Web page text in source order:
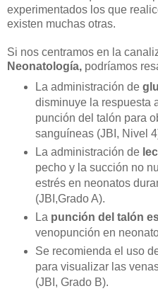
experimentados los que
existen muchas otras.
Si nos centramos en la
Neonatología, podríamos
La administración de
disminuye la respuesta
punción del talón para
sanguíneas (JBI, Nivel
La administración de
pecho y la succión no
estrés en neonatos
(JBI,Grado A).
La punción del talón
venopunción en
Se recomienda el uso
para visualizar las
(JBI, Grado B).